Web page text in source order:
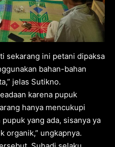
sekarang ini petani dipaksa
bahan-bahan
jelas Sutikno.
karena pupuk
hanya mencukupi
yang ada, sisanya ya
organik,” ungkapnya.